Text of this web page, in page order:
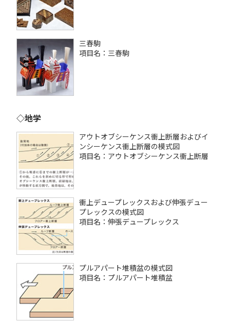
三春駒
項目名：三春駒
◇地学
アウトオブシーケンス衝上断層およびイ
ンシーケンス衝上断層の模式図
項目名：アウトオブシーケンス衝上断層
衝上デュープレックスおよび伸張デュー
プレックスの模式図
項目名：伸張デュープレックス
プルアパート堆積盆の模式図
項目名：プルアパート堆積盆